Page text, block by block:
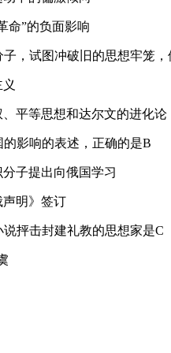
命”的负面影响
，试图冲破旧的思想牢笼
平等思想和达尔文的进化论
影响的表述，正确的是B
子提出向俄国学习
明》签订
抨击封建礼教的思想家是C